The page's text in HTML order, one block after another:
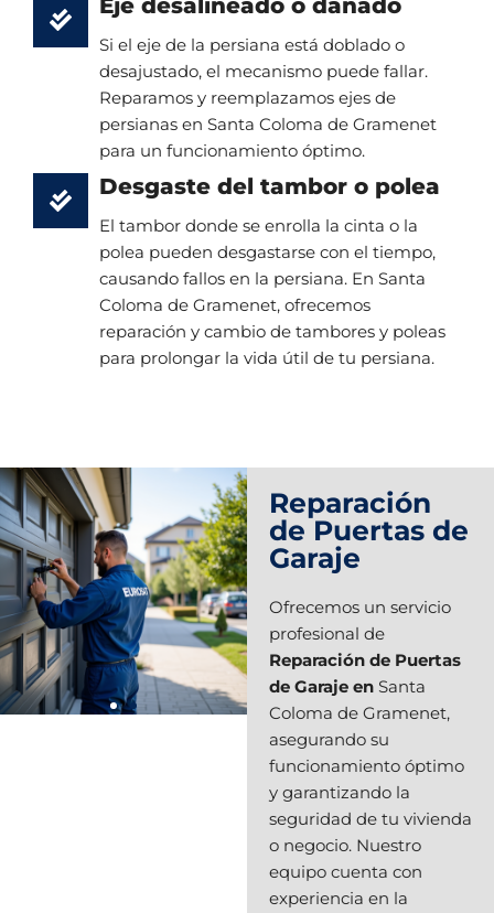
Eje desalineado o dañado
Si el eje de la persiana está doblado o
desajustado, el mecanismo puede fallar.
Reparamos y reemplazamos ejes de
persianas en Santa Coloma de Gramenet
para un funcionamiento óptimo.
Desgaste del tambor o polea
El tambor donde se enrolla la cinta o la
polea pueden desgastarse con el tiempo,
causando fallos en la persiana. En Santa
Coloma de Gramenet, ofrecemos
reparación y cambio de tambores y poleas
para prolongar la vida útil de tu persiana.
Reparación
de Puertas de
Garaje
Ofrecemos un servicio
profesional de
Reparación de Puertas
de Garaje en Santa
Coloma de Gramenet,
asegurando su
funcionamiento óptimo
y garantizando la
seguridad de tu vivienda
o negocio. Nuestro
equipo cuenta con
experiencia en la